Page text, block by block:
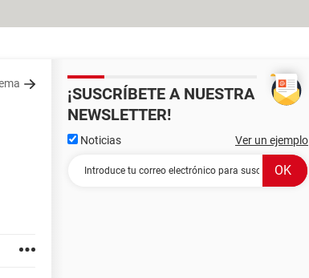
¡SUSCRÍBETE A NUESTRA
NEWSLETTER!
Noticias Ver un ejemplo